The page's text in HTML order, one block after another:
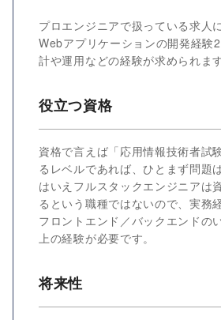
プロエンジニアで扱っている求人
Webアプリケーションの開発経験
計や運用などの経験が求められます
役立つ資格
資格で言えば「応用情報技術者試
るレベルであれば、ひとまず問題
はいえフルスタックエンジニアは
るという職種ではないので、実務
フロントエンド／バックエンドの
上の経験が必要です。
将来性